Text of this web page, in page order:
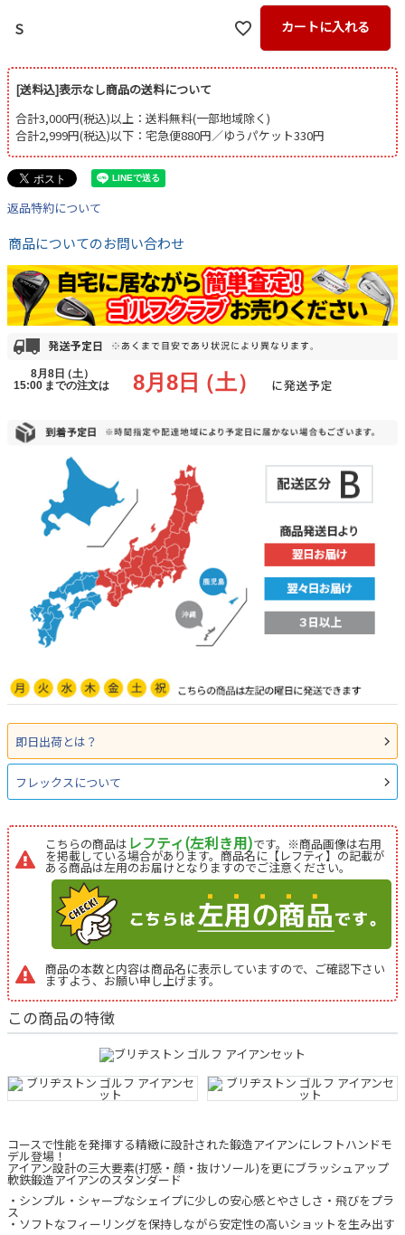
S カートに入れる
[送料込]表示なし商品の送料について
合計3,000円(税込)以上：送料無料(一部地域除く)
合計2,999円(税込)以下：宅急便880円／ゆうパケット330円
返品特約について
商品についてのお問い合わせ
即日出荷とは？
フレックスについて
こちらの商品は レフティ(左利き用)です。※商品画像は右用
を掲載している場合があります。商品名に【レフティ】の記載が
ある商品は左用のお届けとなりますのでご注意ください。
商品の本数と内容は商品名に表示していますので、ご確認下さい
ますよう、お願い申し上げます。
この商品の特徴
コースで性能を発揮する精緻に設計された鍛造アイアンにレフトハンドモ
デル登場！
アイアン設計の三大要素(打感・顔・抜けソール)を更にブラッシュアップ
軟鉄鍛造アイアンのスタンダード
・シンプル・シャープなシェイプに少しの安心感とやさしさ・飛びをプラ
ス
・ソフトなフィーリングを保持しながら安定性の高いショットを生み出す